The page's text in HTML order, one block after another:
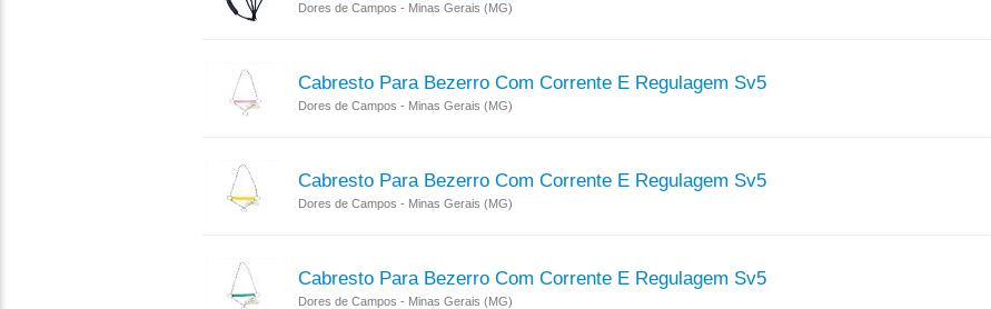
Dores de Campos - Minas Gerais (MG)
Cabresto Para Bezerro Com Corrente E Regulagem Sv5
Dores de Campos - Minas Gerais (MG)
Cabresto Para Bezerro Com Corrente E Regulagem Sv5
Dores de Campos - Minas Gerais (MG)
Cabresto Para Bezerro Com Corrente E Regulagem Sv5
Dores de Campos - Minas Gerais (MG)